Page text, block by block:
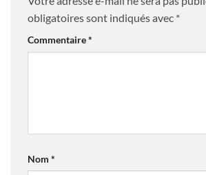
obligatoires sont indiqués avec *
Commentaire*
Nom *